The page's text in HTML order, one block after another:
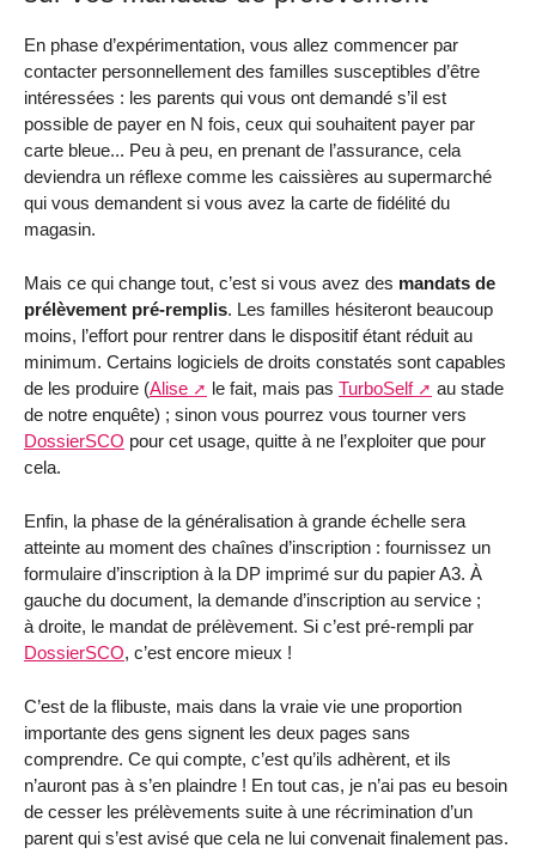
En phase d’expérimentation, vous allez commencer par
contacter personnellement des familles susceptibles d’être
intéressées : les parents qui vous ont demandé s’il est
possible de payer en N fois, ceux qui souhaitent payer par
carte bleue... Peu à peu, en prenant de l’assurance, cela
deviendra un réflexe comme les caissières au supermarché
qui vous demandent si vous avez la carte de fidélité du
magasin.
Mais ce qui change tout, c’est si vous avez des mandats de
prélèvement pré-remplis. Les familles hésiteront beaucoup
moins, l’effort pour rentrer dans le dispositif étant réduit au
minimum. Certains logiciels de droits constatés sont capables
de les produire (Alise le fait, mais pas TurboSelf
au stade
de notre enquête) ; sinon vous pourrez vous tourner vers
DossierSCO pour cet usage, quitte à ne l’exploiter que pour
cela.
Enfin, la phase de la généralisation à grande échelle sera
atteinte au moment des chaînes d’inscription : fournissez un
formulaire d’inscription à la DP imprimé sur du papier A3. À
gauche du document, la demande d’inscription au service ;
à droite, le mandat de prélèvement. Si c’est pré-rempli par
DossierSCO, c’est encore mieux !
C’est de la flibuste, mais dans la vraie vie une proportion
importante des gens signent les deux pages sans
comprendre. Ce qui compte, c’est qu’ils adhèrent, et ils
n’auront pas à s’en plaindre ! En tout cas, je n’ai pas eu besoin
de cesser les prélèvements suite à une récrimination d’un
parent qui s’est avisé que cela ne lui convenait finalement pas.